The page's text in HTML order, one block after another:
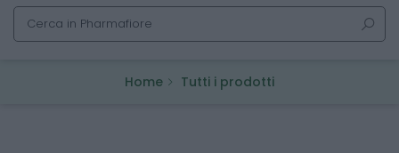
Cerca
Home Tutti i prodotti